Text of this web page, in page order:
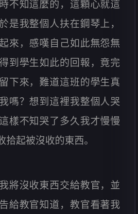
不知這麼的，這顆心就這
是我整個人扶在鋼琴上，
來，感嘆自己如此無怨無
到學生如此的回報，竟完
下來，難道這班的學生真
嗎？想到這裡我整個人哭
樣不知哭了多久我才慢慢
拾起被沒收的東西。
將沒收東西交給教官，並
給教官知道，教官看著我